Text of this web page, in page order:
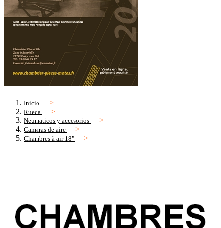
Inicio
Rueda
Neumaticos y accesorios
Camaras de aire
Chambres à air 18"